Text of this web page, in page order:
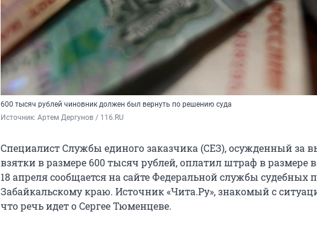
600 тысяч рублей чиновник должен был вернуть по решению суда
Источник: Артем Дергунов / 116.RU
Специалист Службы единого заказчика (СЕЗ), осужденный за
взятки в размере 600 тысяч рублей, оплатил штраф в размере
18 апреля сообщается на сайте Федеральной службы судебных
Забайкальскому краю. Источник «Чита.Ру», знакомый с
что речь идет о Сергее Тюменцеве.